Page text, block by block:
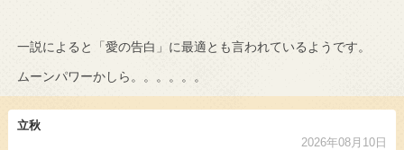
一説によると「愛の告白」に最適とも言われているようです。
ムーンパワーかしら。。。。。。
立秋
2026年08月10日